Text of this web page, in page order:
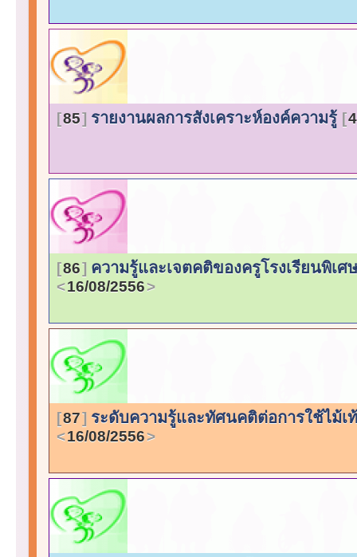
85 รายงานผลการสังเคราะห์องค์ความรู้
86 ความรู้และเจตคติของครูโรงเรียนพิเ
16/08/2556
87 ระดับความรู้และทัศนคติต่อการใช้ไม้
16/08/2556